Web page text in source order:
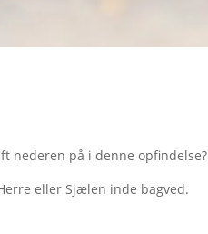
nederen på i denne opfindelse?
eller Sjælen inde bagved.